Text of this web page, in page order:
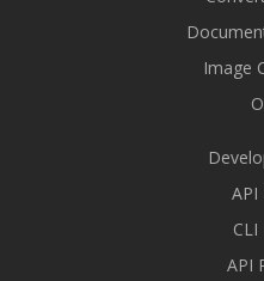
Image
API
CLI
API